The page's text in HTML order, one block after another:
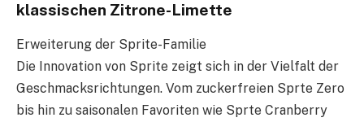
klassischen Zitrone-Limette
Erweiterung der Sprite-Familie
Die Innovation von Sprite zeigt sich in der Vielfalt der
Geschmacksrichtungen. Vom zuckerfreien Sprte Zero
bis hin zu saisonalen Favoriten wie Sprte Cranberry